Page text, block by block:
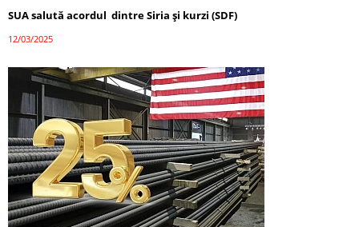
SUA salută acordul dintre Siria și kurzi (SDF)
12/03/2025